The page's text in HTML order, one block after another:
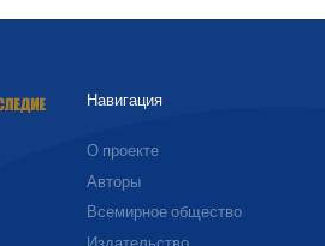
Навигация
О проекте
Авторы
Всемирное общество